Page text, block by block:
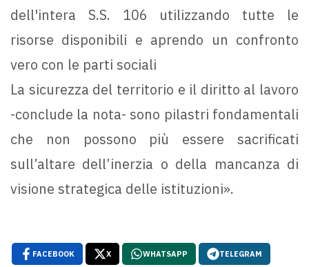
dell'intera S.S. 106 utilizzando tutte le
risorse disponibili e aprendo un confronto
vero con le parti sociali
La sicurezza del territorio e il diritto al lavoro
-conclude la nota- sono pilastri fondamentali
che non possono più essere sacrificati
sull’altare dell’inerzia o della mancanza di
visione strategica delle istituzioni».
FACEBOOK X WHATSAPP TELEGRAM